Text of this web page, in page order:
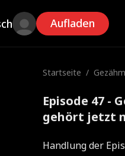
Aufladen
Startseite /
Episode 47 -
gehört jetzt
Handlung der